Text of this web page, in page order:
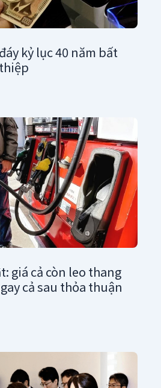
kỷ lục 40 năm bất
giá cả còn leo thang
cả sau thỏa thuận